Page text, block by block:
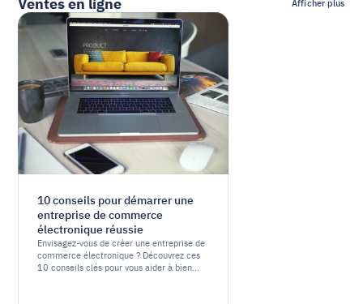
Afficher plus
10 conseils pour démarrer une
entreprise de commerce
électronique réussie
Envisagez-vous de créer une entreprise de
commerce électronique ? Découvrez ces
10 conseils clés pour vous aider à bien